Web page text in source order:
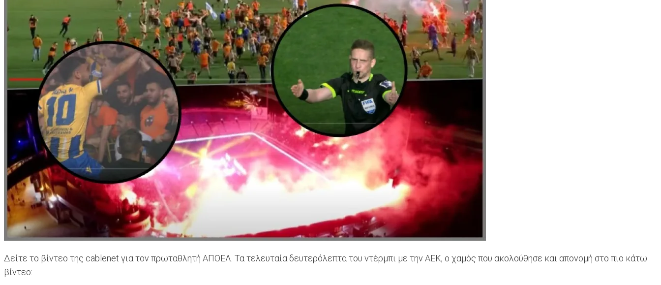
Δείτε το βίντεο της cablenet για τον πρωταθλητή ΑΠΟΕΛ. Τα τελευταία δευτερόλεπτα του ντέρμπι με την ΑΕΚ, ο χαμός που ακολούθησε και απονομή στο πιο κάτω
βίντεο: